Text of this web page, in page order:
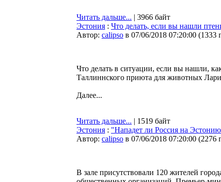
Читать дальше... | 3966 байт
Эстония : Что делать, если вы нашли
Автор: calipso в 07/06/2018 07:20:00 (1333
Что делать в ситуации, если вы нашли,
Таллиннского приюта для животных
Далее...
Читать дальше... | 1519 байт
Эстония : "Нападет ли Россия на
Автор: calipso в 07/06/2018 07:20:00 (2276
В зале присутствовали 120 жителей